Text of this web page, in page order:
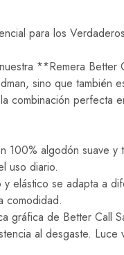
para los
**Remera
sino que también
combinación perfecta
algodón suave y
uso diario.
se adapta a
comodidad.
de Better Call
al desgaste.